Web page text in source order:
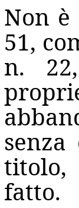
Non
51,
n.
titolo,
fatto.